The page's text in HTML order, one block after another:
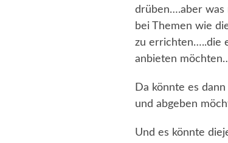
drüben….aber was
bei Themen wie
zu errichten…..die
anbieten
Da könnte es
und abgeben
Und es könnte